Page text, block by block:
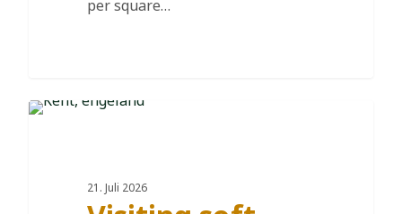
per square…
21. Juli 2026